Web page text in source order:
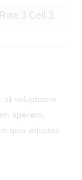
Row 3 Cell 3
sit voluptatem
aperiam,
quia voluptas